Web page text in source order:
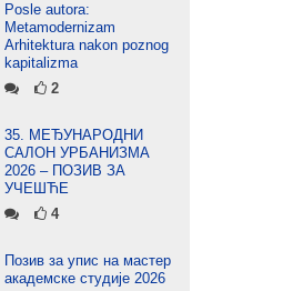
Posle autora:
Metamodernizam
Arhitektura nakon poznog
kapitalizma
2
35. МЕЂУНАРОДНИ
САЛОН УРБАНИЗМА
2026 – ПОЗИВ ЗА
УЧЕШЋЕ
4
Позив за упис на мастер
академске студије 2026